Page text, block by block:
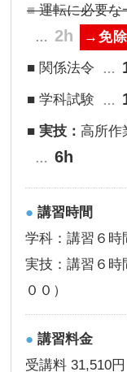
運転に必要な
2h
関係法令
学科試験
実技： 高所作
6h
講習時間
学科：講習６時
実技：講習６時
００）
講習料金
受講料 31,510